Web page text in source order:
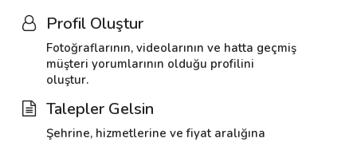
Profil Oluştur
Fotoğraflarının, videolarının ve hatta geçmiş
müşteri yorumlarının olduğu profilini
oluştur.
Talepler Gelsin
Şehrine, hizmetlerine ve fiyat aralığına